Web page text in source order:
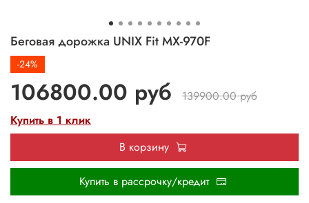
Беговая дорожка UNIX Fit MX-970F
-24%
106800.00 руб
139900.00 руб
Купить в 1 клик
В корзину
Купить в рассрочку/кредит